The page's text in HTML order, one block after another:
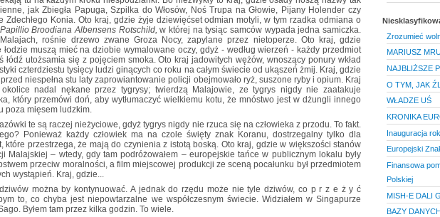
jak Zbiegła Papuga, Szpilka do Włosów, Noś Trupa na Głowie, Pijany Holender czy
Zdechłego Konia. Oto kraj, gdzie żyje dziewięćset odmian motyli, w tym rzadka odmiana o
Papillio Broodiana Albensens Rotschild, w której na tysiąc samców wypada jedna samiczka.
rośnie drzewo zwane Groza Nocy, zapylane przez nietoperze. Oto kraj, gdzie
łodzie muszą mieć na dziobie wymalowane oczy, gdyż - według wierzeń - każdy przedmiot
łódź utożsamia się z pojęciem smoka. Oto kraj jadowitych wężów, wnoszący ponury wkład
czterdziestu tysięcy ludzi ginących co roku na całym świecie od ukąszeń żmij. Kraj, gdzie
niespełna stu laty zaprowiantowanie policji obejmowało ryż, suszone ryby i opium. Kraj
nadal nękane przez tygrysy; twierdzą Malajowie, ze tygrys nigdy nie zaatakuje
który przemówi doń, aby wytłumaczyć wielkiemu kotu, że mnóstwo jest w dżungli innego
poza mięsem ludzkim.
te są raczej nieżyciowe, gdyż tygrys nigdy nie rzuca się na człowieka z przodu. To fakt.
Ponieważ każdy człowiek ma na czole święty znak Koranu, dostrzegalny tylko dla
które przestrzega, że mają do czynienia z istotą boską. Oto kraj, gdzie w większości stanów
Malajskiej – wtedy, gdy tam podróżowałem – europejskie tańce w publicznym lokalu były
przeciw moralności, a film miejscowej produkcji ze sceną pocałunku był przedmiotem
wystąpień. Kraj, gdzie...
można by kontynuować. A jednak do rzędu może nie tyle dziwów, co p r z e ż y ć
to, co chyba jest niepowtarzalne we współczesnym świecie. Widziałem w Singapurze
Byłem tam przez kilka godzin. To wiele.
Zrozumieć
MARIUSZ
NAJBLIŻSZE
O TYM, JAK
WŁADZE UŚ
KRONIKA
Inauguracja
Europejski
Finansowa
Polskiej
MISH-E DALI
BAZY